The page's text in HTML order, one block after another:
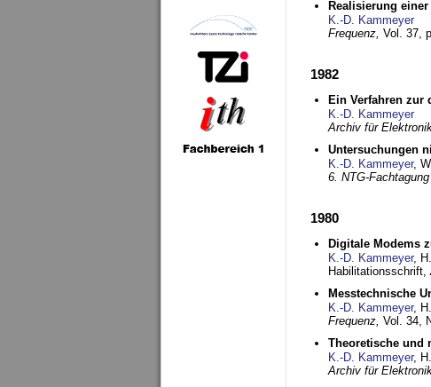
Realisierung
K.-D. Kammeyer
Frequenz, Vol. 37,
1982
Ein Verfahren
K.-D. Kammeyer
Archiv für
Untersuchungen
K.-D. Kammeyer,
6. NTG-
1980
Digitale Modems
K.-D. Kammeyer,
Habilitationsschrift,
Messtechnische
K.-D. Kammeyer,
Frequenz, Vol. 34,
Theoretische und
K.-D. Kammeyer,
Archiv für